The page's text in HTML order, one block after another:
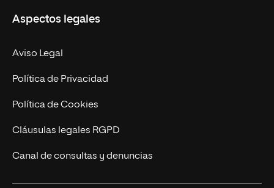
Doctorados
Experto Universitario
Postgrados
Cursos Universitarios
Facultades
Nuestro Equipo
Trabaja en UNIR
Actualidad
UNIR Revista
Eventos
Aspectos legales
Aviso Legal
Política de Privacidad
Política de Cookies
Cláusulas legales RGPD
Canal de consultas y denuncias